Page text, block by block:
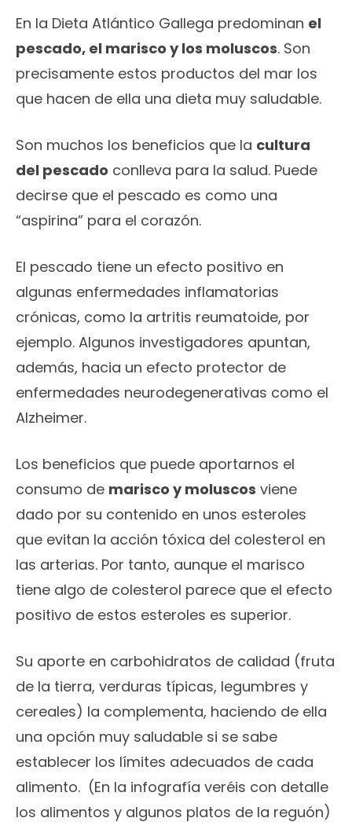
En la Dieta Atlántico Gallega predominan el
pescado, el marisco y los moluscos. Son
precisamente estos productos del mar los
que hacen de ella una dieta muy saludable.
Son muchos los beneficios que la cultura
del pescado conlleva para la salud. Puede
decirse que el pescado es como una
“aspirina” para el corazón.
El pescado tiene un efecto positivo en
algunas enfermedades inflamatorias
crónicas, como la artritis reumatoide, por
ejemplo. Algunos investigadores apuntan,
además, hacia un efecto protector de
enfermedades neurodegenerativas como el
Alzheimer.
Los beneficios que puede aportarnos el
consumo de marisco y moluscos viene
dado por su contenido en unos esteroles
que evitan la acción tóxica del colesterol en
las arterias. Por tanto, aunque el marisco
tiene algo de colesterol parece que el efecto
positivo de estos esteroles es superior.
Su aporte en carbohidratos de calidad (fruta
de la tierra, verduras típicas, legumbres y
cereales) la complementa, haciendo de ella
una opción muy saludable si se sabe
establecer los límites adecuados de cada
alimento. (En la infografía veréis con detalle
los alimentos y algunos platos de la reguón)